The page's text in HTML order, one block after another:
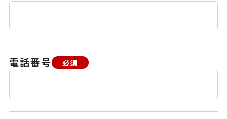
電話番号 必須